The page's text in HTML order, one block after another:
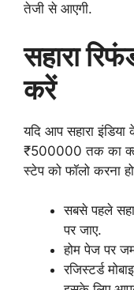
तेजी से आएगी.
सहारा
करें
यदि आप सहारा
₹500000 तक का
स्टेप को फॉलो करना
सबसे पहले
पर जाए.
होम पेज पर
रजिस्टर्ड